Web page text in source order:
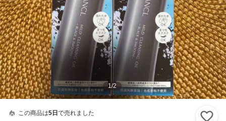
1/2
この商品は5日 で売れました